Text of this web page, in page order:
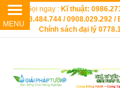
Gọi ngay : Kĩ thuật:
0903.484.744 / 0908.029.292
Chính sách đại lý